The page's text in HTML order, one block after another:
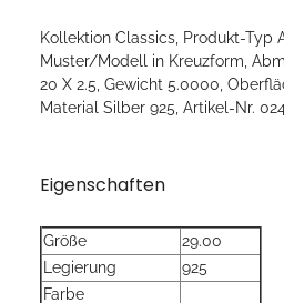
Kollektion Classics, Produkt-Typ
Muster/Modell in Kreuzform,
20 X 2.5, Gewicht 5.0000,
Material Silber 925, Artikel-Nr.
Eigenschaften
Größe
29.00
Legierung
925
Farbe